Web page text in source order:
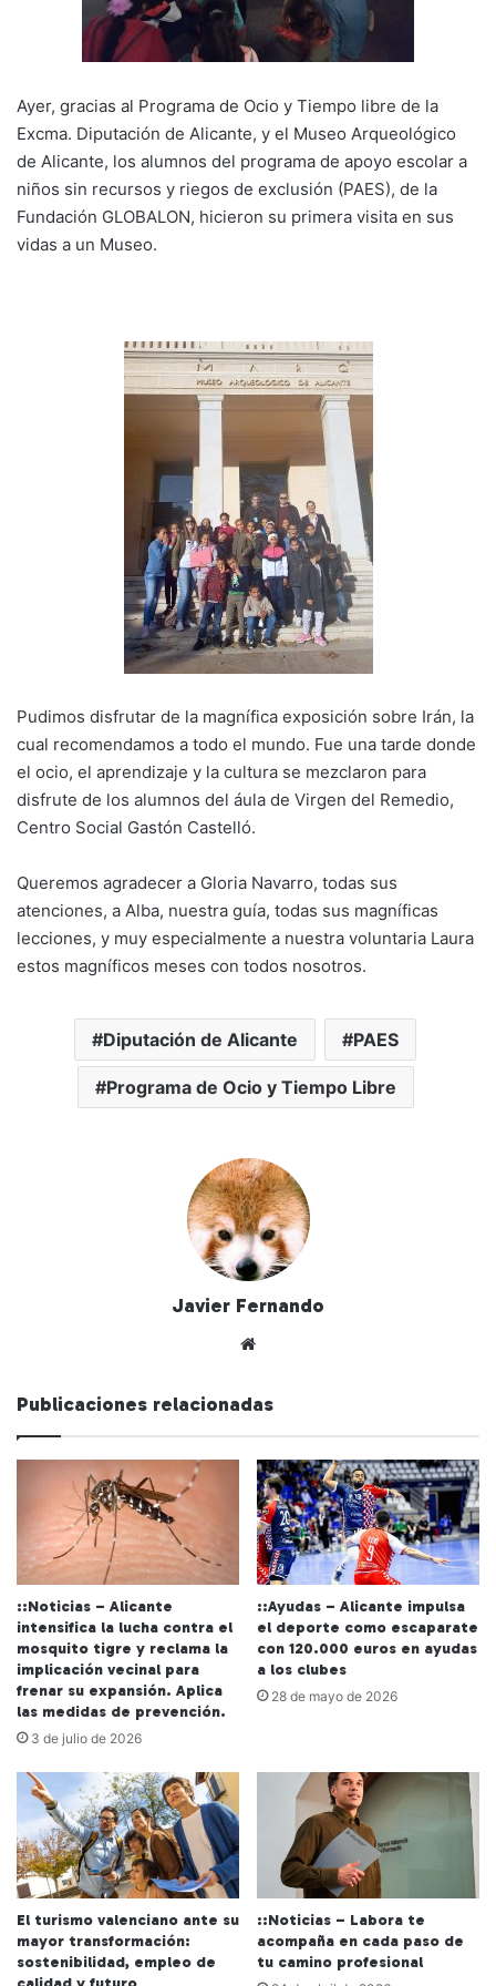
k
Ayer, gracias al Programa de Ocio y Tiempo libre de la
Excma. Diputación de Alicante, y el Museo Arqueológico
de Alicante, los alumnos del programa de apoyo escolar a
niños sin recursos y riegos de exclusión (PAES), de la
Fundación GLOBALON, hicieron su primera visita en sus
vidas a un Museo.
Pudimos disfrutar de la magnífica exposición sobre Irán, la
cual recomendamos a todo el mundo. Fue una tarde donde
el ocio, el aprendizaje y la cultura se mezclaron para
disfrute de los alumnos del áula de Virgen del Remedio,
Centro Social Gastón Castelló.
Queremos agradecer a Gloria Navarro, todas sus
atenciones, a Alba, nuestra guía, todas sus magníficas
lecciones, y muy especialmente a nuestra voluntaria Laura
estos magníficos meses con todos nosotros.
Diputación de Alicante PAES
Programa de Ocio y Tiempo Libre
Javier Fernando
we
Publicaciones relacionadas
::Noticias – Alicante
intensifica la lucha contra el
mosquito tigre y reclama la
implicación vecinal para
frenar su expansión. Aplica
las medidas de prevención.
3 de julio de 2026
::Ayudas – Alicante impulsa
el deporte como escaparate
con 120.000 euros en ayudas
a los clubes
28 de mayo de 2026
El turismo valenciano ante su
mayor transformación:
sostenibilidad, empleo de
::Noticias – Labora te
acompaña en cada paso de
tu camino profesional